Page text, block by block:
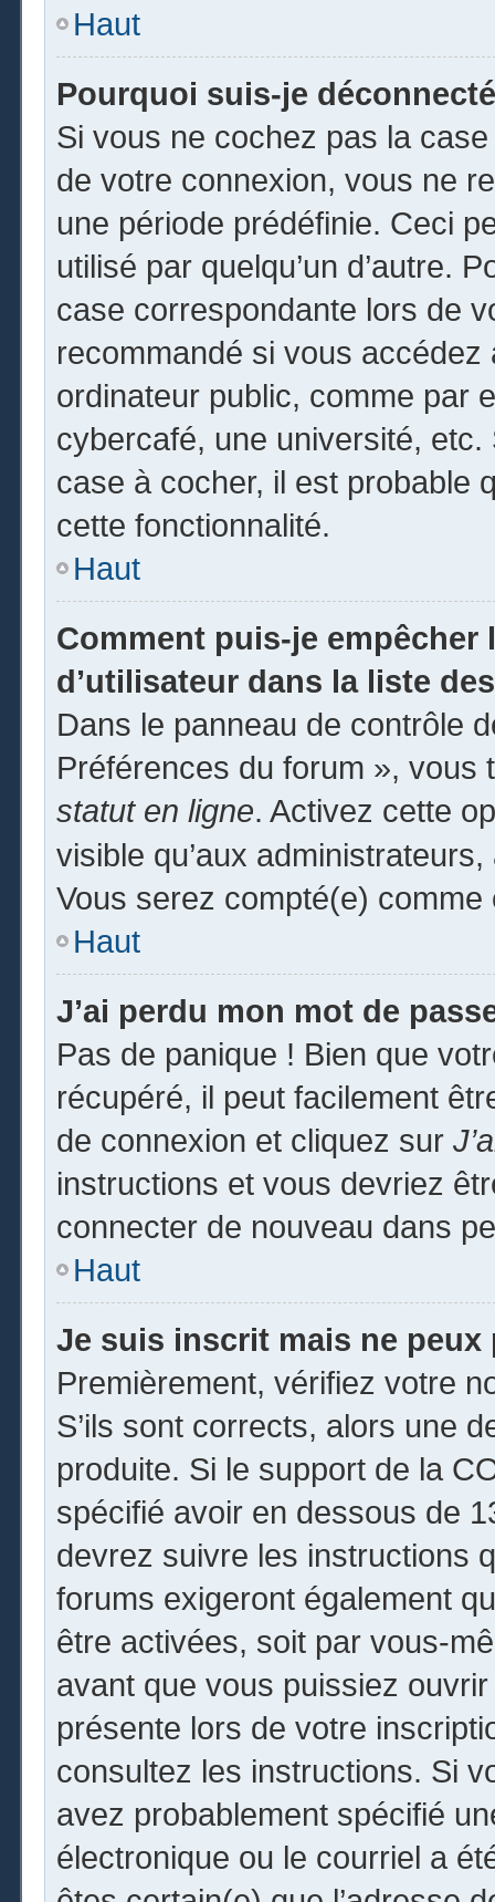
Haut
Pourquoi suis-je
Si vous ne cochez pas la
de votre connexion, vous ne
une période prédéfinie. Ceci
utilisé par quelqu’un d’autre.
case correspondante lors de
recommandé si vous accédez
ordinateur public, comme par
cybercafé, une université,
case à cocher, il est probable
cette fonctionnalité.
Haut
Comment puis-je empêcher
d’utilisateur dans la liste
Dans le panneau de contrôle
Préférences du forum », vous
statut en ligne. Activez cette
visible qu’aux
Vous serez compté(e)
Haut
J’ai perdu mon mot de
Pas de panique ! Bien que
récupéré, il peut facilement
de connexion et cliquez sur
instructions et vous devriez
connecter de nouveau dans
Haut
Je suis inscrit mais ne peux
Premièrement, vérifiez votre
S’ils sont corrects, alors une
produite. Si le support de la
spécifié avoir en dessous de
devrez suivre les instructions
forums exigeront également
être activées, soit par vous-
avant que vous puissiez
présente lors de votre
consultez les instructions. Si
avez probablement spécifié
électronique ou le courriel a